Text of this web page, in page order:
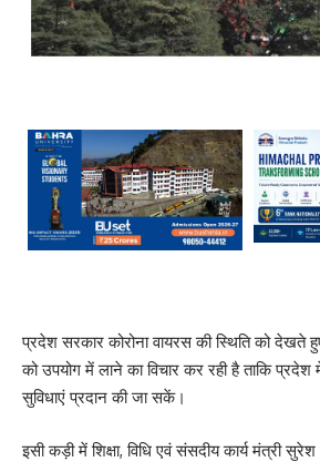
प्रदेश सरकार कोरोना वायरस की स्थिति को देखते
को उपयोग में लाने का विचार कर रही है ताकि
सुविधाएं प्रदान की जा सकें।
इसी कड़ी में शिक्षा, विधि एवं संसदीय कार्य मंत्री सुरेश